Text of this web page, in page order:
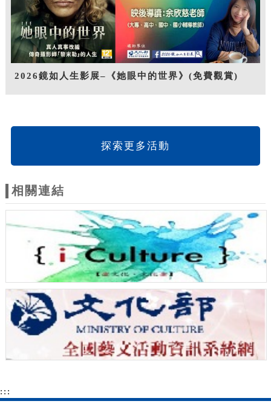
2026鏡如人生影展–《她眼中的世界》(免費觀賞)
探索更多活動
相關連結
:::